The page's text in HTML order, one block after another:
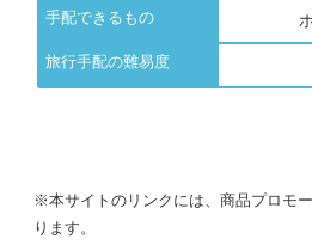
手配できるもの
旅行手配の難易度
※本サイトのリンクには、商品プロモ
ります。